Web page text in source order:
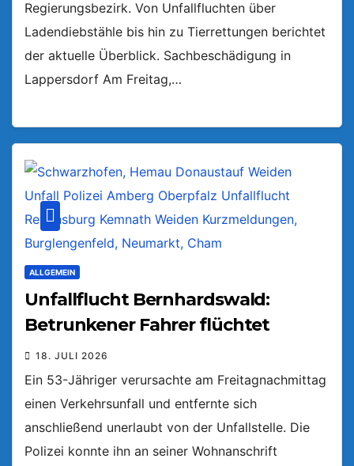
Regierungsbezirk. Von Unfallfluchten über
Ladendiebstähle bis hin zu Tierrettungen berichtet
der aktuelle Überblick. Sachbeschädigung in
Lappersdorf Am Freitag,…
ALLGEMEIN
Unfallflucht Bernhardswald:
Betrunkener Fahrer flüchtet
18. JULI 2026
Ein 53-Jähriger verursachte am Freitagnachmittag
einen Verkehrsunfall und entfernte sich
anschließend unerlaubt von der Unfallstelle. Die
Polizei konnte ihn an seiner Wohnanschrift